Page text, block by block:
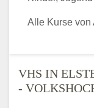
VHS IN
-
Alle Kurse von